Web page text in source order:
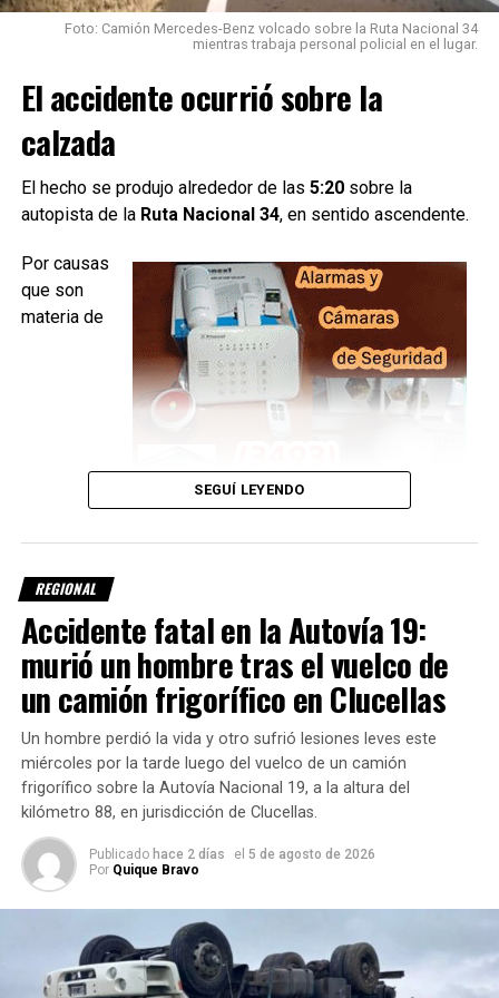
detectaron unafuga activa de gas en el sistema de
, por lo que debieron intervenir para controlar la
situación.
Los efectivos realizaron el
del cilindro y desconectaron la batería
herramientas de mano, logrando neutralizar el riesgo.
Intervino personal policial
En el operativo también participaron efectivos de la
Comisaría 10ª de Vila , con jurisdicción en San Antonio, y
personal de laSubcomisaría 14.
Foto: Camión Mercedes-Benz volcado sobre la Ruta Nacional 34
mientras trabaja personal policial en el lugar.
El accidente ocurrió sobre la
calzada
El hecho se produjo alrededor de las 5:20sobre la
autopista de la Ruta Nacional 34, en sentido ascendente.
Por causas
que son
materia de
que provocó el
El rodado involucrado es uncamión Mercedes-Benz
color blanco, que transportabacarne.
SEGUÍ LEYENDO
REGIONAL
Accidente fatal en la Autovía 19:
murió un hombre tras el vuelco de
un camión frigorífico en Clucellas
Un hombre perdió la vida y otro sufrió lesiones leves este
miércoles por la tarde luego del vuelco de un camión
frigorífico sobre la Autovía Nacional 19, a la altura del
kilómetro 88, en jurisdicción de Clucellas.
Publicado hace 2 días el 5 de agosto de 2026
Por Quique Bravo